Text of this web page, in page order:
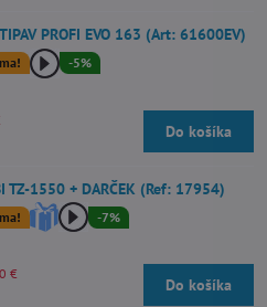
PROFI EVO 163 (Art: 61600EV)
-5%
Do košíka
TZ-1550 + DARČEK (Ref: 17954)
-7%
€
Do košíka